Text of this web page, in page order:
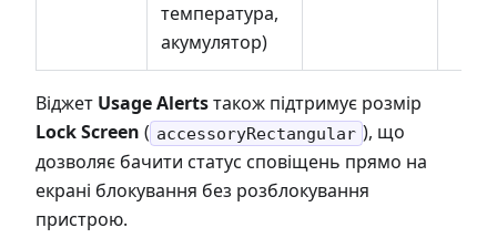
температура,
акумулятор)
Віджет Usage Alertsтакож підтримує розмір
Lock Screen ( accessoryRectangular ), що
дозволяє бачити статус сповіщень прямо на
екрані блокування без розблокування
пристрою.